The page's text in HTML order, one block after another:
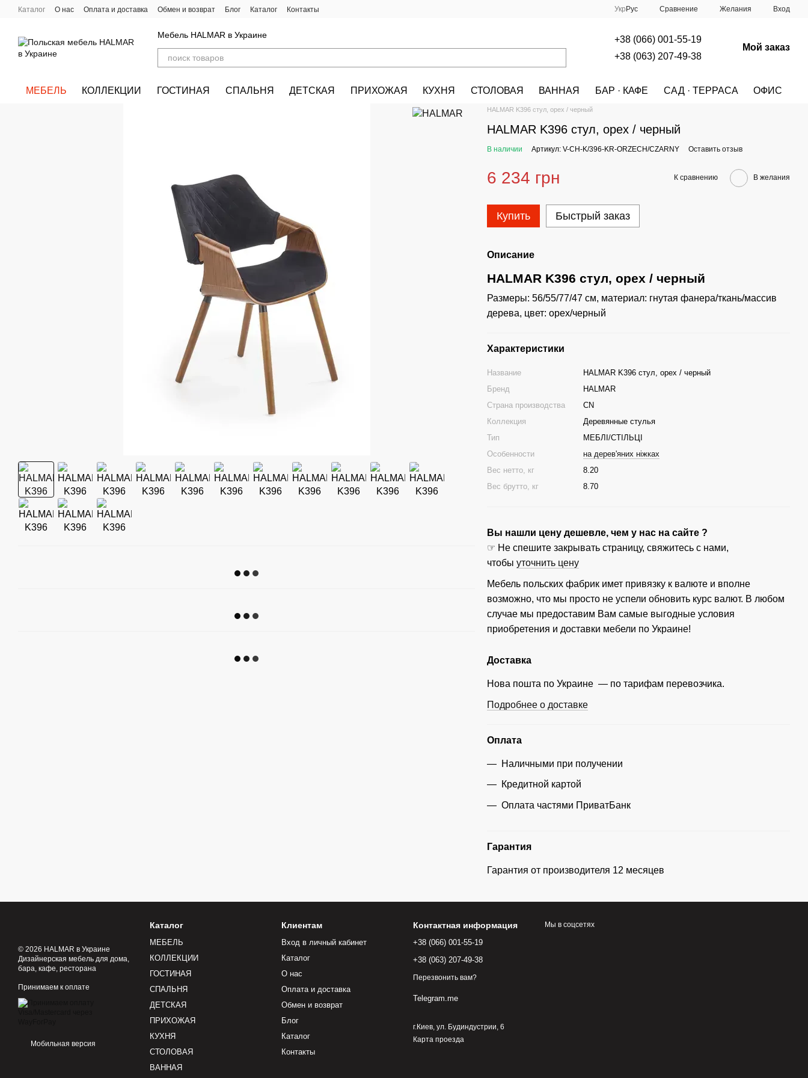
Перейти к основному контенту
Каталог О нас Оплата и доставка Обмен и возврат Блог Каталог Контакты Укр Рус Сравнение Желания Вход
Мебель HALMAR в Украине
+38 (066) 001-55-19
+38 (063) 207-49-38
Мой заказ
МЕБЕЛЬ КОЛЛЕКЦИИ ГОСТИНАЯ СПАЛЬНЯ ДЕТСКАЯ ПРИХОЖАЯ КУХНЯ СТОЛОВАЯ ВАННАЯ БАР · КАФЕ САД · ТЕРРАСА ОФИС
HALMAR K396 стул, орех / черный
HALMAR K396 стул, орех / черный
В наличии Артикул: V-CH-K/396-KR-ORZECH/CZARNY Оставить отзыв
6 234 грн К сравнению В желания
Купить Быстрый заказ
Описание
HALMAR K396 стул, орех / черный
Размеры: 56/55/77/47 см, материал: гнутая фанера/ткань/массив
дерева, цвет: орех/черный
Характеристики
Название
HALMAR K396 стул, орех / черный
Бренд
HALMAR
Страна производства
CN
Коллекция
Деревянные стулья
Тип
МЕБЛІ/СТІЛЬЦІ
Особенности
на дерев'яних ніжках
Вес нетто, кг
8.20
Вес брутто, кг
8.70
Вы нашли цену дешевле, чем у нас на сайте ?
☞ Не спешите закрывать страницу, свяжитесь с нами,
чтобыуточнить цену
Мебель польских фабрик имет привязку к валюте и вполне
возможно, что мы просто не успели обновить курс валют. В любом
случае мы предоставим Вам самые выгодные условия
приобретения и доставки мебели по Украине!
Доставка
Нова пошта по Украине — по тарифам перевозчика.
Подробнее о доставке
Оплата
Наличными при получении
Кредитной картой
Оплата частями ПриватБанк
Гарантия
Гарантия от производителя 12 месяцев
© 2026 HALMAR в Украине
Дизайнерская мебель для дома,
бара, кафе, ресторана
Принимаем к оплате
Мобильная версия
Каталог
МЕБЕЛЬ
КОЛЛЕКЦИИ
ГОСТИНАЯ
СПАЛЬНЯ
ДЕТСКАЯ
ПРИХОЖАЯ
КУХНЯ
СТОЛОВАЯ
ВАННАЯ
Клиентам
Вход в личный кабинет
Каталог
О нас
Оплата и доставка
Обмен и возврат
Блог
Каталог
Контакты
Контактная информация
+38 (066) 001-55-19
+38 (063) 207-49-38
Перезвонить вам?
Telegram.me
г.Киев, ул. Будиндустрии, 6
Карта проезда
Мы в соцсетях